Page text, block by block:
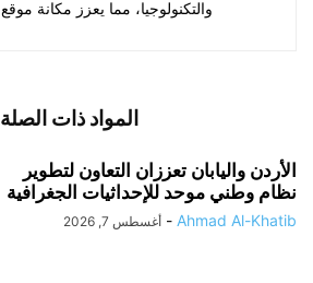
والتكنولوجيا، مما يعزز مكانة موقع jonews24.
المواد ذات الصلة
الأردن واليابان تعززان التعاون لتطوير
نظام وطني موحد للإحداثيات الجغرافية
Ahmad Al-Khatib
- أغسطس 7, 2026